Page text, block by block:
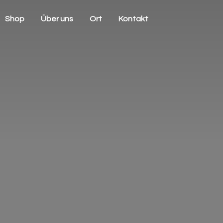
Shop Über uns Ort Kontakt